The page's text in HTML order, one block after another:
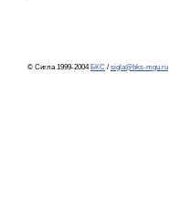
© Сигла 1999-2004 БКС / sigla@bks-mgu.ru